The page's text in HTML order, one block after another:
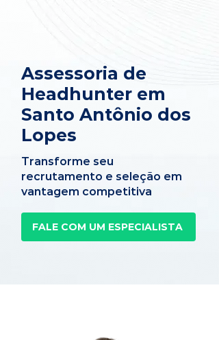
Assessoria de
Headhunter em
Santo Antônio dos
Lopes
Transforme seu
recrutamento e seleção em
vantagem competitiva
FALE COM UM ESPECIALISTA